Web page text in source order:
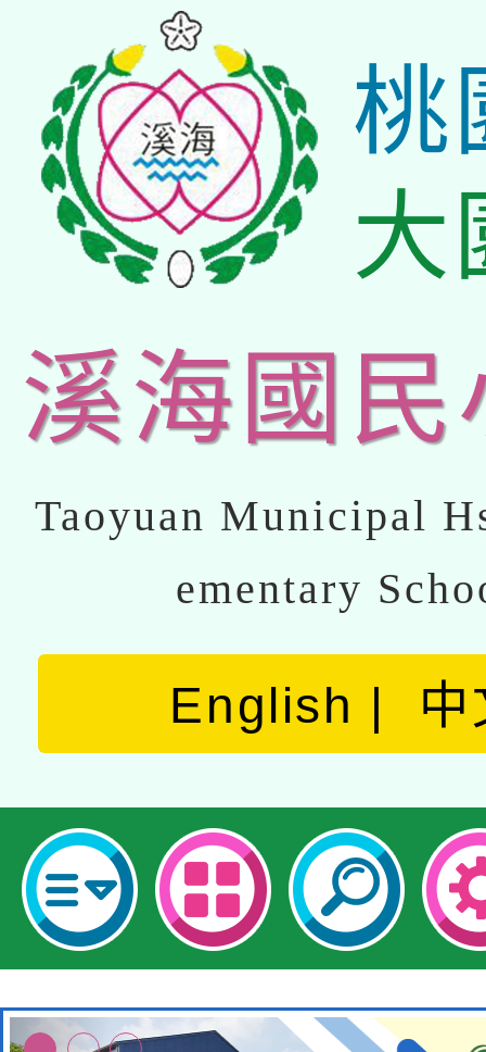
桃
大
溪海國民
Taoyuan Municipal
ementary
English 中